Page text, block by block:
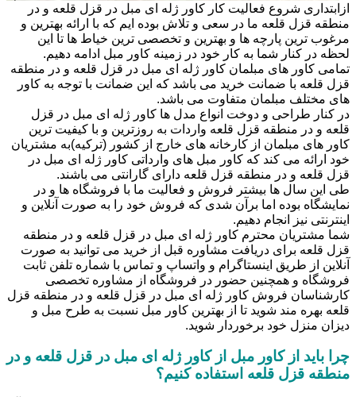
ازابتداری شروع فعالیت کار کاور ژله ای مبل در قزل قلعه و در
منطقه قزل قلعه ما در سعی و تلاش بوده ایم که با ارائه بهترین و
مرغوب ترین پارچه ها و بهترین و تخصصی ترین خیاط ها تا این
لحظه در کنار شما به کار خود در زمینه کاور مبل ادامه دهیم.
تمامی کاور های مبلمان کاور ژله ای مبل در قزل قلعه و در منطقه
قزل قلعه با ضمانت خرید می باشد که این ضمانت با توجه به کاور
های مختلف مبلمان متفاوت می باشد.
در کنار طراحی و دوخت انواع مدل ها کاور ژله ای مبل در قزل
قلعه و در منطقه قزل قلعه واردات به روزترین و با کیفیت ترین
کاور های مبلمان از کارخانه های خارج از کشور (ترکیه)به مشتریان
خود ارائه می کند که کاور مبل های وارداتی کاور ژله ای مبل در
قزل قلعه و در منطقه قزل قلعه دارای گارانتی می باشند.
طی این سال ها بیشتر فروش و فعالیت ما با فروشگاه ها و در
نمایشگاه بوده اما برآن شدی که فروش خود را به صورت آنلاین و
اینترنتی نیز انجام دهیم.
شما مشتریان محترم کاور ژله ای مبل در قزل قلعه و در منطقه
قزل قلعه برای دریافت مشاوره قبل از خرید می توانید به صورت
آنلاین از طریق اینستاگرام و واتساپ و تماس با شماره تلفن ثابت
فروشگاه و همچنین حضور در فروشگاه از مشاوره تخصصی
کارشناسان فروش کاور ژله ای مبل در قزل قلعه و در منطقه قزل
قلعه بهره مند شوید تا از بهترین کاور مبل نسبت به طرح مبل و
دیزان منزل خود برخوردار شوید.
چرا باید از کاور مبل از کاور ژله ای مبل در قزل قلعه و در
منطقه قزل قلعه استفاده کنیم؟